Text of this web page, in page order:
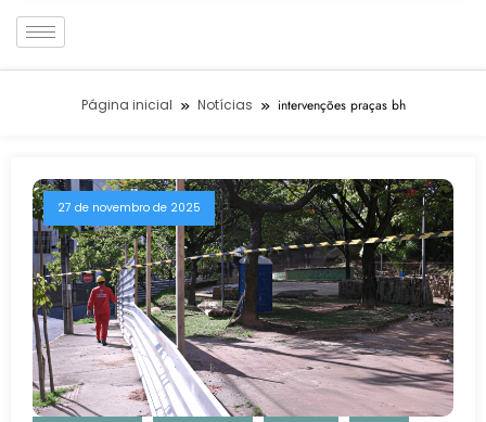
Página inicial Notícias intervenções praças bh
27 de novembro de 2025